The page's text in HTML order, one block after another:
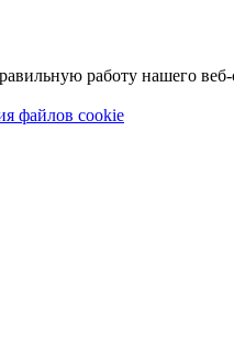
работу нашего веб-
файлов cookie